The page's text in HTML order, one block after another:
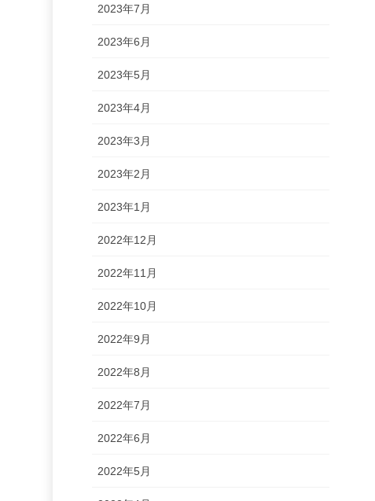
2023年7月
2023年6月
2023年5月
2023年4月
2023年3月
2023年2月
2023年1月
2022年12月
2022年11月
2022年10月
2022年9月
2022年8月
2022年7月
2022年6月
2022年5月